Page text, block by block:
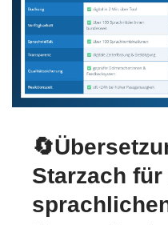
Starzach für